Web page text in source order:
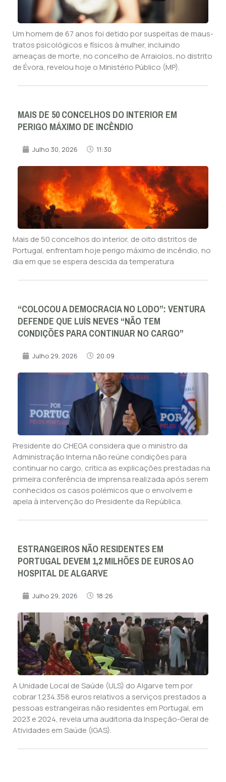
Um homem de 67 anos foi detido por suspeitas de maus-
tratos psicológicos e físicos à mulher, incluindo
ameaças de morte, no concelho de Arraiolos, no distrito
de Évora, revelou hoje o Ministério Público (MP).
MAIS DE 50 CONCELHOS DO INTERIOR EM
PERIGO MÁXIMO DE INCÊNDIO
Julho 30, 2026 11:30
Mais de 50 concelhos do interior, de oito distritos de
Portugal, enfrentam hoje perigo máximo de incêndio, no
dia em que se espera descida da temperatura
“COLOCOU A DEMOCRACIA NO LODO”: VENTURA
DEFENDE QUE LUÍS NEVES “NÃO TEM
CONDIÇÕES PARA CONTINUAR NO CARGO”
Julho 29, 2026 20:09
Presidente do CHEGA considera que o ministro da
Administração Interna não reúne condições para
continuar no cargo, critica as explicações prestadas na
primeira conferência de imprensa realizada após serem
conhecidos os casos polémicos que o envolvem e
apela à intervenção do Presidente da República.
ESTRANGEIROS NÃO RESIDENTES EM
PORTUGAL DEVEM 1,2 MILHÕES DE EUROS AO
HOSPITAL DE ALGARVE
Julho 29, 2026 18:26
A Unidade Local de Saúde (ULS) do Algarve tem por
cobrar 1.234.358 euros relativos a serviços prestados a
pessoas estrangeiras não residentes em Portugal, em
2023 e 2024, revela uma auditoria da Inspeção-Geral de
Atividades em Saúde (IGAS).